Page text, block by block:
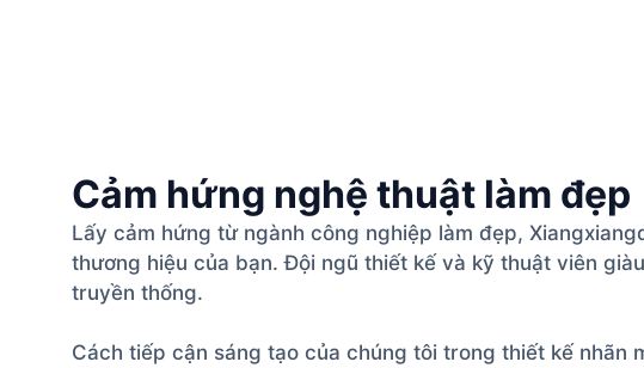
Cảm hứng nghệ thuật làm đẹp
Lấy cảm hứng từ ngành công nghiệp làm đẹp,
thương hiệu của bạn. Đội ngũ thiết kế và kỹ thuật viên
truyền thống.
Cách tiếp cận sáng tạo của chúng tôi trong thiết kế